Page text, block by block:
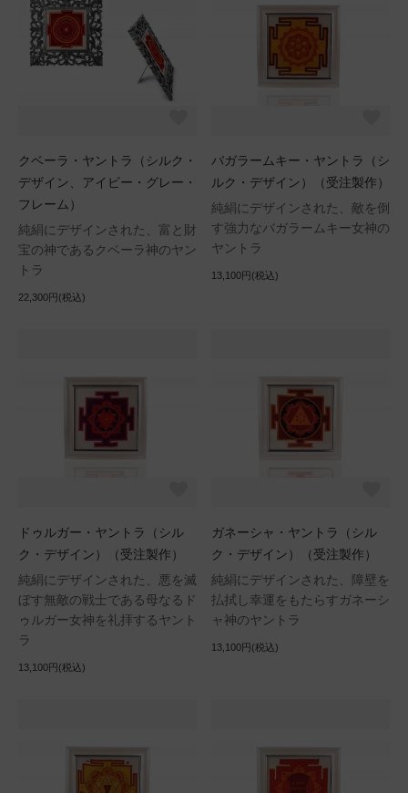
クベーラ・ヤントラ（シルク・
デザイン、アイビー・グレー・
フレーム）
純絹にデザインされた、富と財
宝の神であるクベーラ神のヤン
トラ
22,300円(税込)
バガラームキー・ヤントラ（シ
ルク・デザイン）（受注製作）
純絹にデザインされた、敵を倒
す強力なバガラームキー女神の
ヤントラ
13,100円(税込)
ドゥルガー・ヤントラ（シル
ク・デザイン）（受注製作）
純絹にデザインされた、悪を滅
ぼす無敵の戦士である母なるド
ゥルガー女神を礼拝するヤント
ラ
13,100円(税込)
ガネーシャ・ヤントラ（シル
ク・デザイン）（受注製作）
純絹にデザインされた、障壁を
払拭し幸運をもたらすガネーシ
ャ神のヤントラ
13,100円(税込)